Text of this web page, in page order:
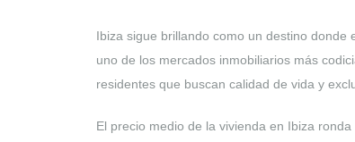
Ibiza sigue brillando como un destino donde
uno de los mercados inmobiliarios más
residentes que buscan calidad de vida y
El precio medio de la vivienda en Ibiza